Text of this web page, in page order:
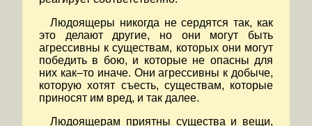
Людоящеры никогда не сердятся так, как
это делают другие, но они могут быть
агрессивны к существам, которых они могут
победить в бою, и которые не опасны для
них как–то иначе. Они агрессивны к добыче,
которую хотят съесть, существам, которые
приносят им вред, и так далее.
Людоящерам приятны существа и вещи,